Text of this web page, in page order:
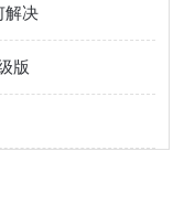
解决
版